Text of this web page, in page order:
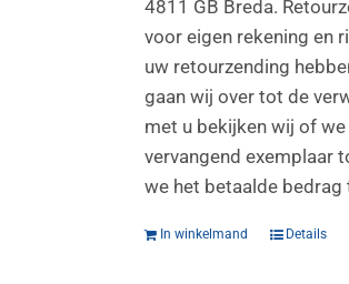
4811 GB Breda.
voor eigen rekening en
uw retourzending
gaan wij over tot de
met u bekijken wij of we
vervangend exemplaar
we het betaalde
In winkelmand Details